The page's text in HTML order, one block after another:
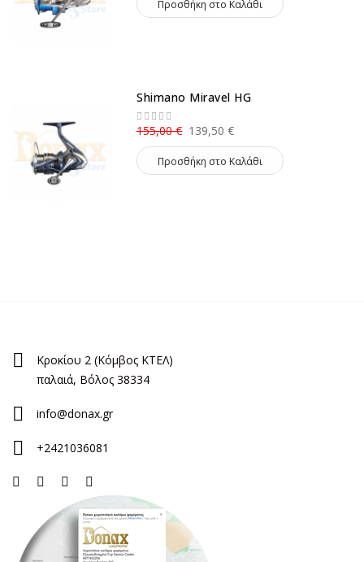
Προσθήκη στο Καλάθι
Shimano Miravel HG
139,50 €
155,00 €
Προσθήκη στο Καλάθι
Κροκίου 2 (Κόμβος ΚΤΕΛ)
παλαιά, Βόλος 38334
info@donax.gr
+2421036081